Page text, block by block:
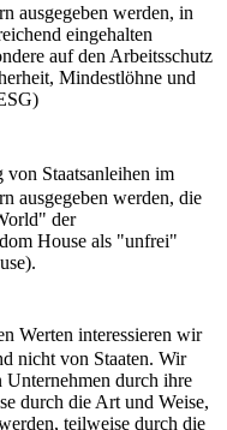
ausgegeben werden, in
eingehalten
auf den Arbeitsschutz
Mindestlöhne und
Staatsanleihen im
ausgegeben werden, die
der
House als "unfrei"
Werten interessieren wir
nicht von Staaten. Wir
Unternehmen durch ihre
durch die Art und Weise,
teilweise durch die